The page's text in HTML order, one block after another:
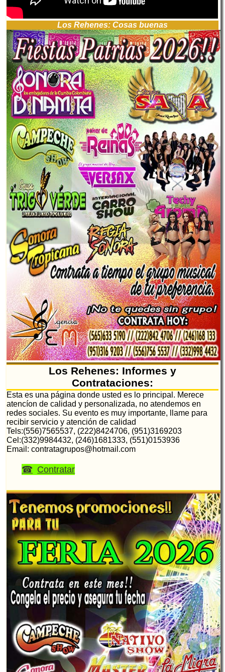
Los Rehenes: Cosas buenas
Los Rehenes: Informes y
Contrataciones:
Esta es una página donde usted es lo principal. Merece
atencíon de calidad y personalizada, no atendemos en
redes sociales. Su evento es muy importante, llame para
recibir servicio y atención de calidad
Tels:(556)7565537, (222)8424706, (951)3169203
Cel:(332)9984432, (246)1681333, (551)0153936
Email: contratagrupos@hotmail.com
Contratar